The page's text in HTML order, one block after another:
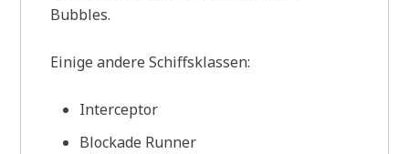
Bubbles.
Einige andere Schiffsklassen:
Interceptor
Blockade Runner